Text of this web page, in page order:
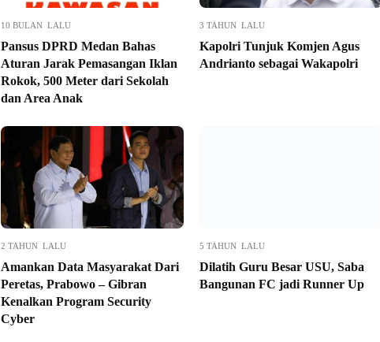
10 BULAN LALU
Pansus DPRD Medan Bahas
Aturan Jarak Pemasangan Iklan
Rokok, 500 Meter dari Sekolah
dan Area Anak
3 TAHUN LALU
Kapolri Tunjuk Komjen Agus
Andrianto sebagai Wakapolri
2 TAHUN LALU
Amankan Data Masyarakat Dari
Peretas, Prabowo – Gibran
Kenalkan Program Security
Cyber
5 TAHUN LALU
Dilatih Guru Besar USU, Saba
Bangunan FC jadi Runner Up